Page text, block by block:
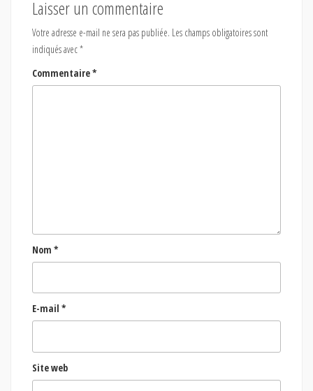
Laisser un commentaire
Votre adresse e-mail ne sera pas publiée. Les champs obligatoires sont
indiqués avec*
Commentaire*
Nom *
E-mail *
Site web